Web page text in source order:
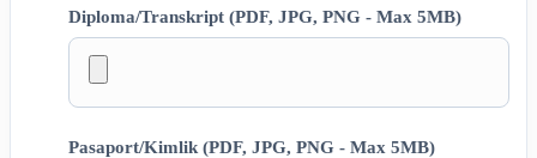
Diploma/Transkript (PDF, JPG, PNG - Max 5MB)
Pasaport/Kimlik (PDF, JPG, PNG - Max 5MB)